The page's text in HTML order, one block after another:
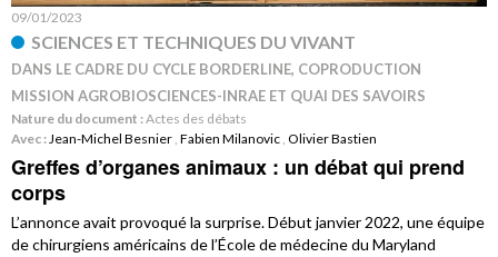
09/01/2023
SCIENCES ET TECHNIQUES DU VIVANT
DANS LE CADRE DU CYCLE BORDERLINE, COPRODUCTION
MISSION AGROBIOSCIENCES-INRAE ET QUAI DES SAVOIRS
Nature du document :Actes des débats
Avec : Jean-Michel Besnier Fabien Milanovic Olivier Bastien
Greffes d’organes animaux : un débat qui prend
corps
L’annonce avait provoqué la surprise. Début janvier 2022, une équipe
de chirurgiens américains de l’École de médecine du Maryland